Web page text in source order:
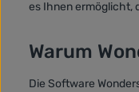
es Ihnen ermöglicht,
Warum
Die Software